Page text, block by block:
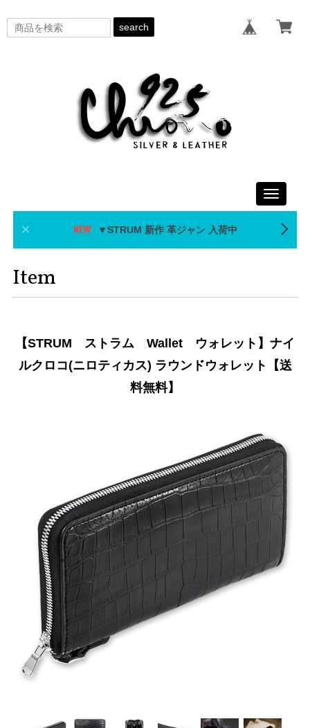
search
Toggle
▼STRUM 新作 革ジャン 入荷中
Item
【STRUM ストラム Wallet ウォレット】ナイ
ルクロコ(ニロティカス) ラウンドウォレット【送
料無料】